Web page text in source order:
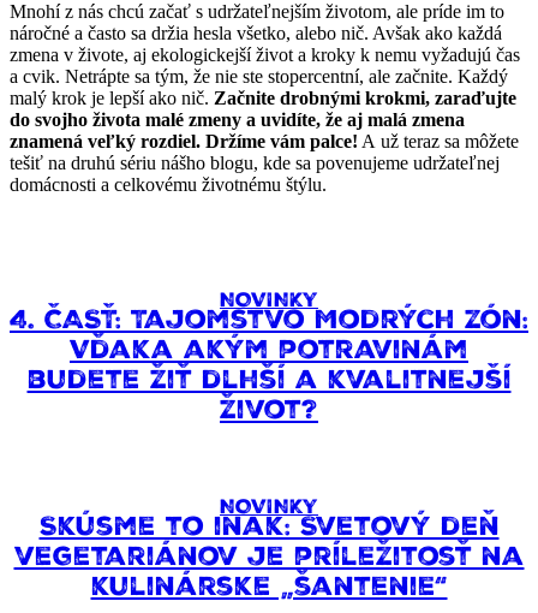
Mnohí z nás chcú začať s udržateľnejším životom, ale príde im to
náročné a často sa držia hesla všetko, alebo nič. Avšak ako každá
zmena v živote, aj ekologickejší život a kroky k nemu vyžadujú čas
a cvik. Netrápte sa tým, že nie ste stopercentní, ale začnite. Každý
malý krok je lepší ako nič. Začnite drobnými krokmi, zaraďujte
do svojho života malé zmeny a uvidíte, že aj malá zmena
znamená veľký rozdiel. Držíme vám palce! A už teraz sa môžete
tešiť na druhú sériu nášho blogu, kde sa povenujeme udržateľnej
domácnosti a celkovému životnému štýlu.
NOVINKY
4. ČASŤ: Tajomstvo Modrých zón:
Vďaka akým potravinám
budete žiť dlhší a kvalitnejší
život?
NOVINKY
Skúsme to inak: Svetový deň
vegetariánov je príležitosť na
kulinárske „šantenie“